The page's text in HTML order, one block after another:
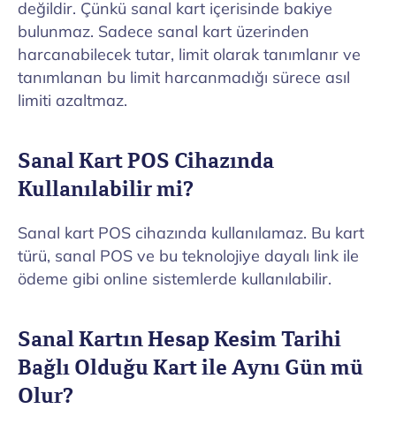
değildir. Çünkü sanal kart içerisinde bakiye
bulunmaz. Sadece sanal kart üzerinden
harcanabilecek tutar, limit olarak tanımlanır ve
tanımlanan bu limit harcanmadığı sürece asıl
limiti azaltmaz.
Sanal Kart POS Cihazında
Kullanılabilir mi?
Sanal kart POS cihazında kullanılamaz. Bu kart
türü, sanal POS ve bu teknolojiye dayalı link ile
ödeme gibi online sistemlerde kullanılabilir.
Sanal Kartın Hesap Kesim Tarihi
Bağlı Olduğu Kart ile Aynı Gün mü
Olur?